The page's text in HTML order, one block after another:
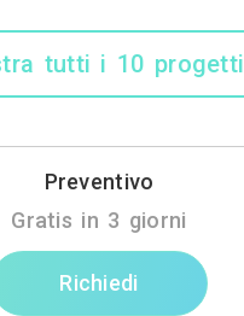
tutti i 10 progetti
Preventivo
Gratis in 3 giorni
Richiedi